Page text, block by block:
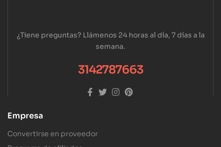
¿Tiene preguntas? Llámenos 24 horas al día, 7 días a la
semana.
3142787663
Empresa
Convertirse en proveedor